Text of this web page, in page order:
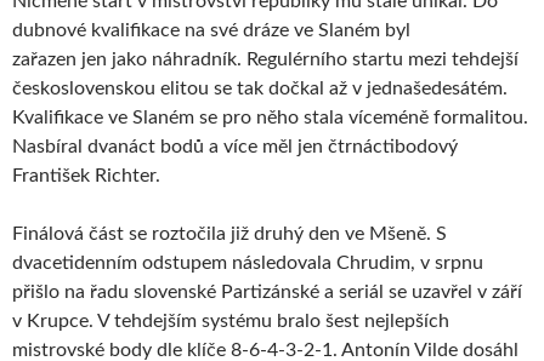
dubnové kvalifikace na své dráze ve Slaném byl
zařazen jen jako náhradník. Regulérního startu mezi tehdejší
československou elitou se tak dočkal až v jednašedesátém.
Kvalifikace ve Slaném se pro něho stala víceméně formalitou.
Nasbíral dvanáct bodů a více měl jen čtrnáctibodový
František Richter.
Finálová část se roztočila již druhý den ve Mšeně. S
dvacetidenním odstupem následovala Chrudim, v srpnu
přišlo na řadu slovenské Partizánské a seriál se uzavřel v září
v Krupce. V tehdejším systému bralo šest nejlepších
mistrovské body dle klíče 8-6-4-3-2-1. Antonín Vilde dosáhl